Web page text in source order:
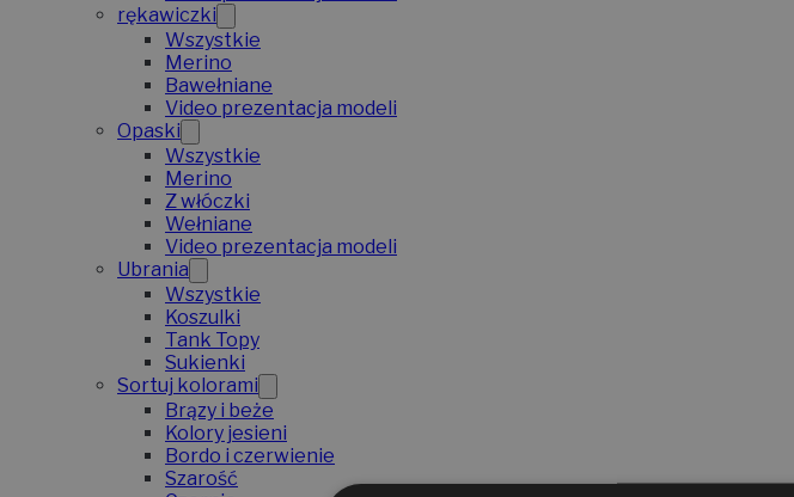
rękawiczki
Wszystkie
Merino
Bawełniane
Video prezentacja modeli
Opaski
Wszystkie
Merino
Z włóczki
Wełniane
Video prezentacja modeli
Ubrania
Wszystkie
Koszulki
Tank Topy
Sukienki
Sortuj kolorami
Brązy i beże
Kolory jesieni
Bordo i czerwienie
Szarość